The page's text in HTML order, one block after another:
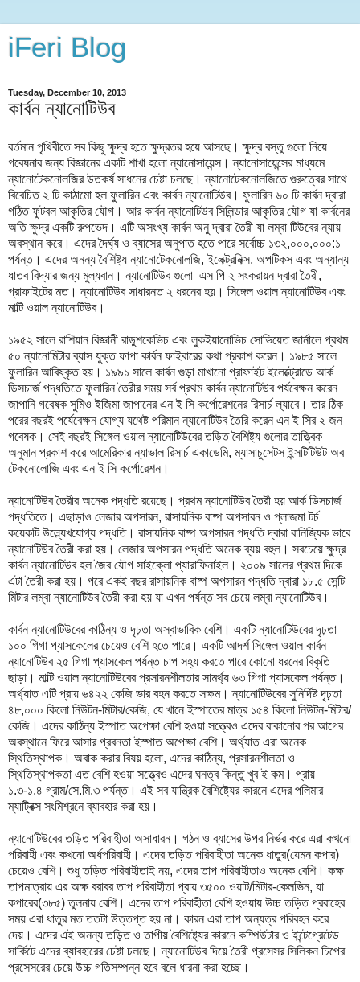
iFeri Blog
Tuesday, December 10, 2013
কার্বন ন্যানোটিউব
বর্তমান পৃথিবীতে সব কিছু ক্ষুদ্র হতে ক্ষুদ্রতর হয়ে আসছে। ক্ষুদ্র বস্তু গুলো নিয়ে
গবেষনার জন্য বিজ্ঞানের একটি শাখা হলো ন্যানোসায়েন্স। ন্যানোসায়েন্সের মাধ্যমে
ন্যানোটেকনোলজির উতকর্ষ সাধনের চেষ্টা চলছে। ন্যানোটেকনোলজিতে গুরুত্বের সাথে
বিবেচিত ২ টি কাঠামো হল ফুলারিন এবং কার্বন ন্যানোটিউব। ফুলারিন ৬০ টি কার্বন দ্বারা
গঠিত ফুটবল আকৃতির যৌগ। আর কার্বন ন্যানোটিউব সিলিন্ডার আকৃতির যৌগ যা কার্বনের
অতি ক্ষুদ্র একটি রুপভেদ। এটি অসংখ্য কার্বন অনু দ্বারা তৈরী যা লম্বা টিউবের ন্যায়
অবস্থান করে। এদের দৈর্ঘ্য ও ব্যাসের অনুপাত হতে পারে সর্বোচ্চ ১৩২,০০০,০০০:১
পর্যন্ত। এদের অনন্য বৈশিষ্ট্য ন্যানোটেকনোলজি, ইলেক্ট্রনিক্স, অপটিকস এবং অন্যান্য
ধাতব বিদ্যার জন্য মুল্যবান। ন্যানোটিউব গুলো এস পি ২ সংকরায়ন দ্বারা তৈরী,
গ্রাফাইটের মত। ন্যানোটিউব সাধারনত ২ ধরনের হয়। সিঙ্গেল ওয়াল ন্যানোটিউব এবং
মাল্টি ওয়াল ন্যানোটিউব।
১৯৫২ সালে রাশিয়ান বিজ্ঞানী রাডুশকেভিচ এবং লুকইয়ানোভিচ সোভিয়েত জার্নালে প্রথম
৫০ ন্যানোমিটার ব্যাস যুক্ত ফাপা কার্বন ফাইবারের কথা প্রকাশ করেন। ১৯৮৫ সালে
ফুলারিন আবিষ্কৃত হয়। ১৯৯১ সালে কার্বন গুড়া মাখানো গ্রাফাইট ইলেক্ট্রোডে আর্ক
ডিসচার্জ পদ্ধতিতে ফুলারিন তৈরীর সময় সর্ব প্রথম কার্বন ন্যানোটিউব পর্যবেক্ষন করেন
জাপানি গবেষক সুমিও ইজিমা জাপানের এন ই সি কর্পোরেশনের রিসার্চ ল্যাবে। তার ঠিক
পরের বছরই পর্যেবেক্ষন যোগ্য যথেষ্ট পরিমান ন্যানোটিউব তৈরি করেন এন ই সির ২ জন
গবেষক। সেই বছরই সিঙ্গেল ওয়াল ন্যানোটিউবের তড়িত বৈশিষ্ট্য গুলোর তাত্ত্বিক
অনুমান প্রকাশ করে আমেরিকার ন্যাভাল রিসার্চ একাডেমি, ম্যাসাচুসেটস ইন্সটিটিউট অব
টেকনোলোজি এবং এন ই সি কর্পোরেশন।
ন্যানোটিউব তৈরীর অনেক পদ্ধতি রয়েছে। প্রথম ন্যানোটিউব তৈরী হয় আর্ক ডিসচার্জ
পদ্ধতিতে। এছাড়াও লেজার অপসারন, রাসায়নিক বাষ্প অপসারন ও প্লাজমা টর্চ
কয়েকটি উল্ল্যেখযোগ্য পদ্ধতি। রাসায়নিক বাষ্প অপসারন পদ্ধতি দ্বারা বানিজ্যিক ভাবে
ন্যানোটিউব তৈরী করা হয়। লেজার অপসারন পদ্ধতি অনেক ব্যয় বহুল। সবচেয়ে ক্ষুদ্র
কার্বন ন্যানোটিউব হল জৈব যৌগ সাইক্লো প্যারাফিনাইল। ২০০৯ সালের প্রথম দিকে
এটা তৈরী করা হয়। পরে একই বছর রাসায়নিক বাষ্প অপসারন পদ্ধতি দ্বারা ১৮.৫ সেন্টি
মিটার লম্বা ন্যানোটিউব তৈরী করা হয় যা এখন পর্যন্ত সব চেয়ে লম্বা ন্যানোটিউব।
কার্বন ন্যানোটিউবের কাঠিন্য ও দৃঢ়তা অস্বাভাবিক বেশি। একটি ন্যানোটিউবের দৃঢ়তা
১০০ গিগা প্যাসকেলের চেয়েও বেশি হতে পারে। একটি আদর্শ সিঙ্গেল ওয়াল কার্বন
ন্যানোটিউব ২৫ গিগা প্যাসকেল পর্যন্ত চাপ সহ্য করতে পারে কোনো ধরনের বিকৃতি
ছাড়া। মাল্টি ওয়াল ন্যানোটিউবের প্রসারনশীলতার সামর্থ্য ৬৩ গিগা প্যাসকেল পর্যন্ত।
অর্থ্যাত এটি প্রায় ৬৪২২ কেজি ভার বহন করতে সক্ষম। ন্যানোটিউবের সুনির্দিষ্ট দৃঢ়তা
৪৮,০০০ কিলো নিউটন-মিটার/কেজি, যে খানে ইস্পাতের মাত্র ১৫৪ কিলো নিউটন-মিটার/
কেজি। এদের কাঠিন্য ইস্পাত অপেক্ষা বেশি হওয়া সত্ত্বেও এদের বাকানোর পর আগের
অবস্থানে ফিরে আসার প্রবনতা ইস্পাত অপেক্ষা বেশি। অর্থ্যাত এরা অনেক
স্থিতিস্থাপক। অবাক করার বিষয় হলো, এদের কাঠিন্য, প্রসারনশীলতা ও
স্থিতিস্থাপকতা এত বেশি হওয়া সত্ত্বেও এদের ঘনত্ব কিন্তু খুব ই কম। প্রায়
১.৩-১.৪ গ্রাম/সে.মি.৩ পর্যন্ত। এই সব যান্ত্রিক বৈশিষ্ট্যের কারনে এদের পলিমার
ম্যাট্রিক্স সংমিশ্রনে ব্যাবহার করা হয়।
ন্যানোটিউবের তড়িত পরিবাহীতা অসাধারন। গঠন ও ব্যাসের উপর নির্ভর করে এরা কখনো
পরিবাহী এবং কখনো অর্ধপরিবাহী। এদের তড়িত পরিবাহীতা অনেক ধাতুর(যেমন কপার)
চেয়েও বেশি। শুধু তড়িত পরিবাহীতাই নয়, এদের তাপ পরিবাহীতাও অনেক বেশি। কক্ষ
তাপমাত্রায় এর অক্ষ বরাবর তাপ পরিবাহীতা প্রায় ৩৫০০ ওয়াট/মিটার-কেলভিন, যা
কপারের(৩৮৫) তুলনায় বেশি। এদের তাপ পরিবাহীতা বেশি হওয়ায় উচ্চ তড়িত প্রবাহের
সময় এরা ধাতুর মত ততটা উত্তপ্ত হয় না। কারন এরা তাপ অন্যত্র পরিবহন করে
দেয়। এদের এই অনন্য তড়িত ও তাপীয় বৈশিষ্ট্যের কারনে কম্পিউটার ও ইন্টেগ্রেটেড
সার্কিটে এদের ব্যাবহারের চেষ্টা চলছে। ন্যানোটিউব দিয়ে তৈরী প্রসেসর সিলিকন চিপের
প্রসেসরের চেয়ে উচ্চ গতিসম্পন্ন হবে বলে ধারনা করা হচ্ছে।